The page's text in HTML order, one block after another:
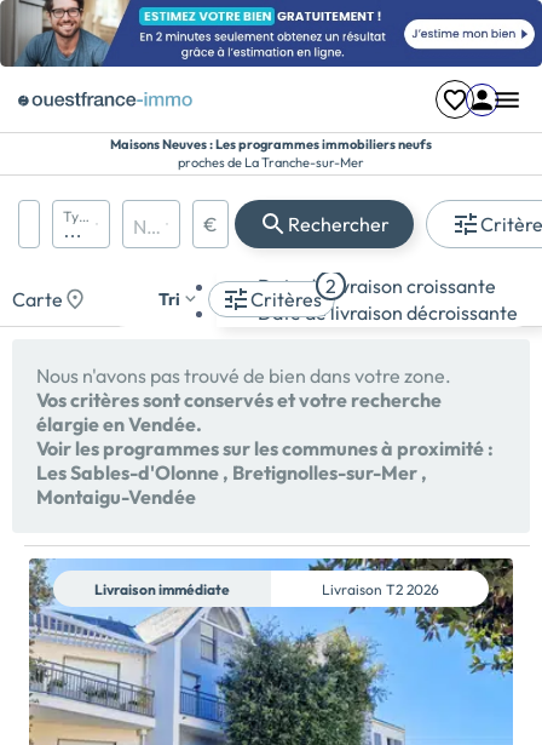
Maisons Neuves : Les programmes immobiliers neufs
proches de La Tranche-sur-Mer
Région, département, ville, CP
Maison
Types de biens Nombre de pièces Prix maximum
€ Rechercher
Carte Critères
2
Tri
Date de livraison croissante
Date de livraison décroissante
Nous n'avons pas trouvé de bien dans votre zone.
Vos critères sont conservés et votre recherche
élargie en Vendée.
Voir les programmes sur les communes à proximité :
Les Sables-d'Olonne , Bretignolles-sur-Mer ,
Montaigu-Vendée
Livraison immédiate Livraison T2 2026